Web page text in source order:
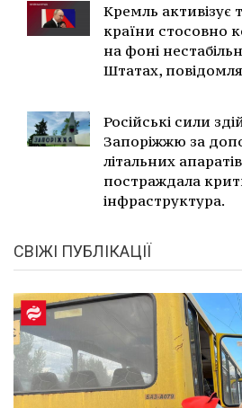
Кремль активізує
країни стосовно
на фоні
Штатах,
Російські сили
Запоріжжю за
літальних
постраждала
інфраструктура.
СВІЖІ ПУБЛІКАЦІЇ